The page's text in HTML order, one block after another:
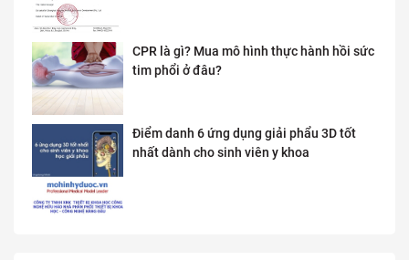
CPR là gì? Mua mô hình thực hành hồi sức
tim phổi ở đâu?
Điểm danh 6 ứng dụng giải phẩu 3D tốt
nhất dành cho sinh viên y khoa